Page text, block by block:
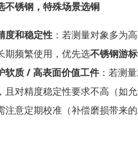
不锈钢，特殊场景选铜
度和稳定性 ：若测量对象多为
期频繁使用，优先选不锈钢游
软质 / 高表面价值工件：若测
且对精度稳定性要求不高（如
注意定期校准（补偿磨损带来的